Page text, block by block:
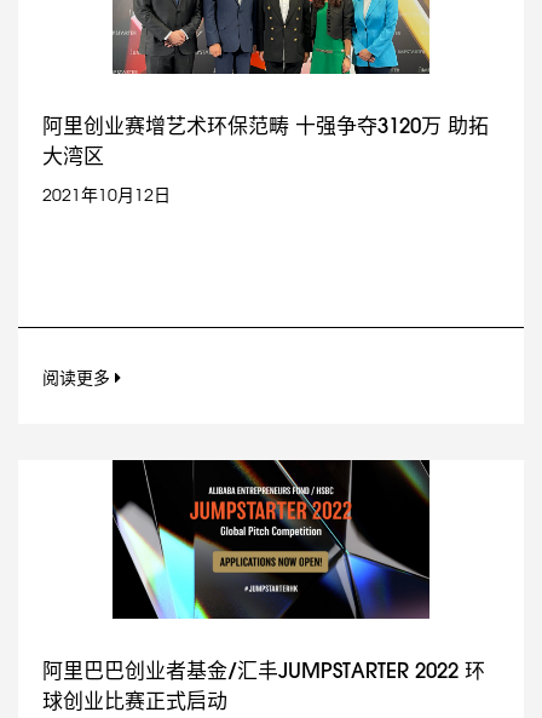
阿里创业赛增艺术环保范畴 十强争夺3120万 助拓
大湾区
2021年10月12日
阅读更多
阿里巴巴创业者基金/汇丰JUMPSTARTER 2022 环
球创业比赛正式启动